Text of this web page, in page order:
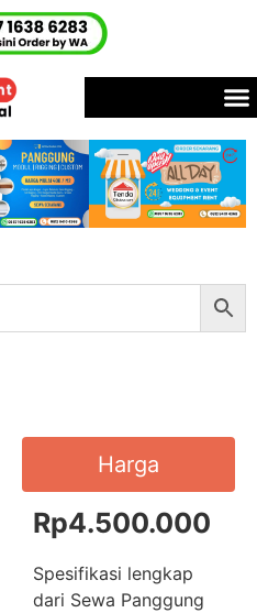
Harga
Rp4.500.000
Spesifikasi lengkap
dari Sewa Panggung